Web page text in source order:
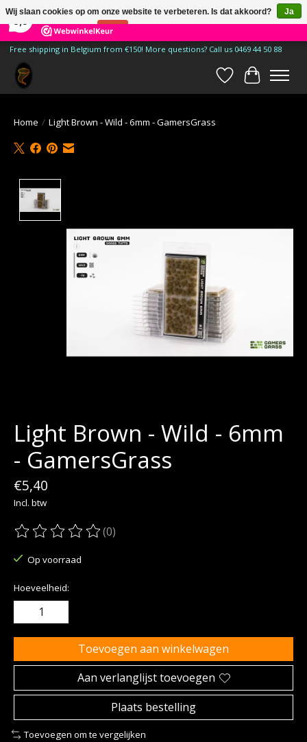
185 Reviews ×
Free shipping in Belgium from €150! More questions? Call us 0469 44 50 88
Verlanglijst
Home / Light Brown - Wild - 6mm - GamersGrass
Light Brown - Wild - 6mm
- GamersGrass
€5,40
Incl. btw
De beoordeling van dit product is
(0)
Op voorraad
Hoeveelheid:
Toevoegen aan winkelwagen
Aan verlanglijst toevoegen
Plaats bestelling
Toevoegen om te vergelijken
Wij slaan cookies op om onze website te verbeteren. Is dat akkoord?
Ja
Nee